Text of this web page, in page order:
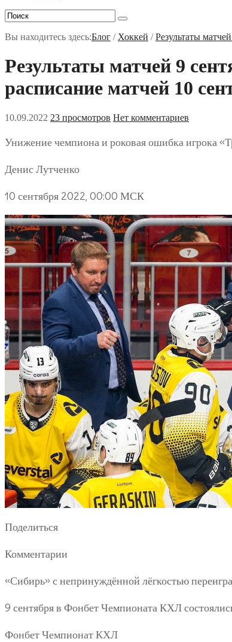
Вы находитесь здесь:Блог / Хоккей /Результаты
Результаты матчей 9
расписание матчей 10
10.09.2022 23 просмотров Нет комментариев
Унижение чемпиона и роковая ошибка игрока
Денис Лутченко
10 сентября 2022, 00:00 МСК
Поделиться
Комментарии
«Сибирь» с непринуждённой лёгкостью
9 сентября в Фонбет Чемпионата КХЛ
Фонбет Чемпионат КХЛ